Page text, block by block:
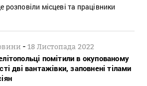
місцеві та працівники
-18 Листопада 2022
помітили в окупованому
дві вантажівки, заповнені тілами